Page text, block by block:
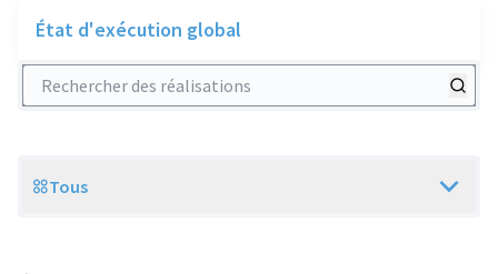
État d'exécution global
Rechercher des réalisations
Scope
Tous